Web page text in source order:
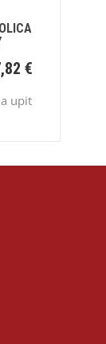
€
upit